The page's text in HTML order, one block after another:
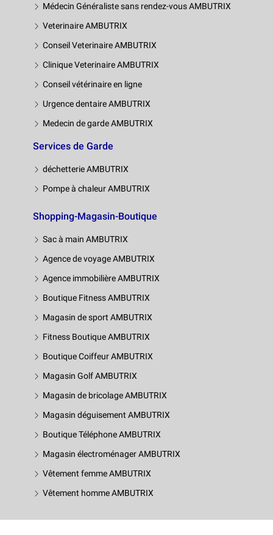
Médecin Généraliste sans rendez-vous AMBUTRIX
Veterinaire AMBUTRIX
Conseil Veterinaire AMBUTRIX
Clinique Veterinaire AMBUTRIX
Conseil vétérinaire en ligne
Urgence dentaire AMBUTRIX
Medecin de garde AMBUTRIX
Services de Garde
déchetterie AMBUTRIX
Pompe à chaleur AMBUTRIX
Shopping-Magasin-Boutique
Sac à main AMBUTRIX
Agence de voyage AMBUTRIX
Agence immobilière AMBUTRIX
Boutique Fitness AMBUTRIX
Magasin de sport AMBUTRIX
Fitness Boutique AMBUTRIX
Boutique Coiffeur AMBUTRIX
Magasin Golf AMBUTRIX
Magasin de bricolage AMBUTRIX
Magasin déguisement AMBUTRIX
Boutique Téléphone AMBUTRIX
Magasin électroménager AMBUTRIX
Vêtement femme AMBUTRIX
Vêtement homme AMBUTRIX